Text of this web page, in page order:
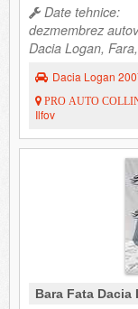
Date tehnice:
dezmembrez
Dacia Logan,
Dacia Logan
PRO AUTO
Ilfov
Bara Fata Dacia